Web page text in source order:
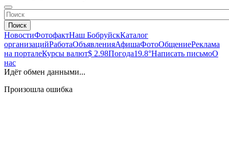
Поиск
НовостиФотофактНаш БобруйскКаталог
организацийРаботаОбъявленияАфишаФотоОбщениеРеклама
на порталеКурсы валют$ 2.98Погода19.8°Написать письмоО
нас
Идёт обмен данными...
Произошла ошибка